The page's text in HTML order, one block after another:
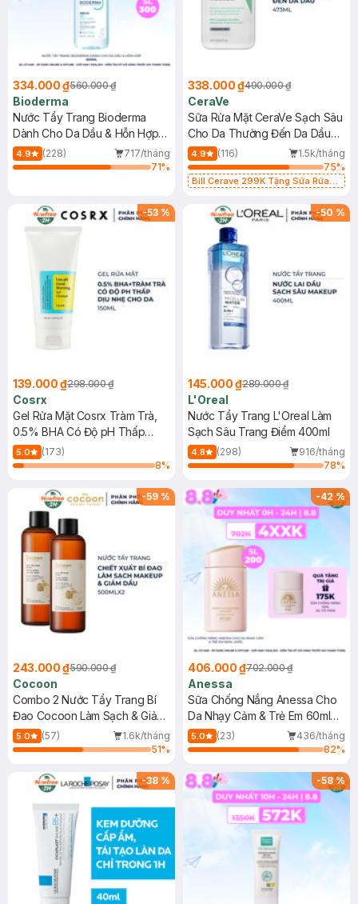
334.000 ₫560.000 ₫
Bioderma
Nước Tẩy Trang Bioderma
Dành Cho Da Dầu & Hỗn Hợp
500ml
4.9 (228)
717/tháng
71%
338.000 ₫490.000 ₫
CeraVe
Sữa Rửa Mặt CeraVe Sạch Sâu
Cho Da Thường Đến Da Dầu
473ml
4.9 (116)
1.5k/tháng
75%
Bill Cerave 299K Tặng Sữa Rửa
-53 %
139.000 ₫298.000 ₫
Cosrx
Gel Rửa Mặt Cosrx Tràm Trà,
0.5% BHA Có Độ pH Thấp
150ml
5.0
(173)
8%
-50 %
145.000 ₫289.000 ₫
L'Oreal
Nước Tẩy Trang L'Oreal Làm
Sạch Sâu Trang Điểm 400ml
4.8 (298)
916/tháng
78%
-59 %
243.000 ₫590.000 ₫
Cocoon
Combo 2 Nước Tẩy Trang Bí
Đao Cocoon Làm Sạch & Giảm
Dầu 500ml
5.0 (57)
1.6k/tháng
51%
-42%
406.000 ₫702.000 ₫
Anessa
Sữa Chống Nắng Anessa Cho
Da Nhạy Cảm & Trẻ Em 60ml
(Mới)
5.0 (23)
436/tháng
82%
-38 % -58%